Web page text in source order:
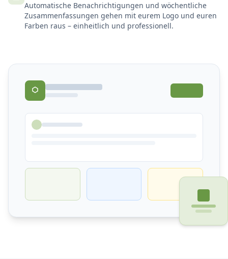
Automatische Benachrichtigungen und wöchentliche
Zusammenfassungen gehen mit eurem Logo und euren
Farben raus – einheitlich und professionell.